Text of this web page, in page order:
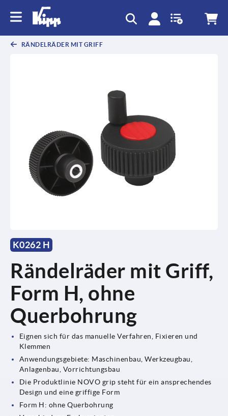
RÄNDELRÄDER MIT GRIFF
K0262 H
Rändelräder mit Griff,
Form H, ohne
Querbohrung
Eignen sich für das manuelle Verfahren, Fixieren und
Klemmen
Anwendungsgebiete: Maschinenbau, Werkzeugbau,
Anlagenbau, Vorrichtungsbau
Die Produktlinie NOVO grip steht für ein ansprechendes
Design und eine griffige Form
Form H: ohne Querbohrung